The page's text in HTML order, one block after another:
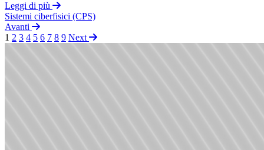
Leggi di più
Sistemi ciberfisici (CPS)
Avanti
1 2 3 4 5 6 7 8 9 Next